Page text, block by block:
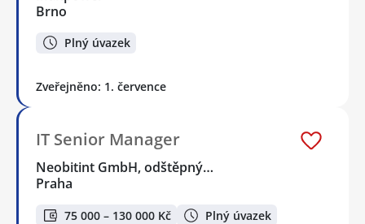
Brno
Plný úvazek
Zveřejněno: 1. července
IT Senior Manager
Neobitint GmbH, odštěpný…
Praha
75 000 – 130 000 Kč Plný úvazek